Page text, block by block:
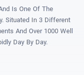
Is One Of The
Situated In 3 Different
And Over 1000 Well
Day By Day.